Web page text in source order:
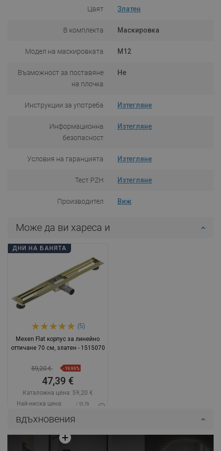
Цвят Златен
В комплекта Маскировка
Модел на маскировката M12
Възможност за поставяне
на плочка
Не
Инструкции за употреба Изтегляне
Информационна
безопасност
Изтегляне
Условия на гаранцията Изтегляне
Тест PZH Изтегляне
Производител Виж
Може да ви хареса и
ДНИ НА БАНЯТА
(5)
Mexen Flat корпус за линейно
оттичане 70 см, златен - 1515070
59,20 € -19,95%
47,39 €
Каталожна цена: 59,20 €
Най-ниска цена:
/ 51,79
Наличност:В наличност
Добави в количката
вдъхновения